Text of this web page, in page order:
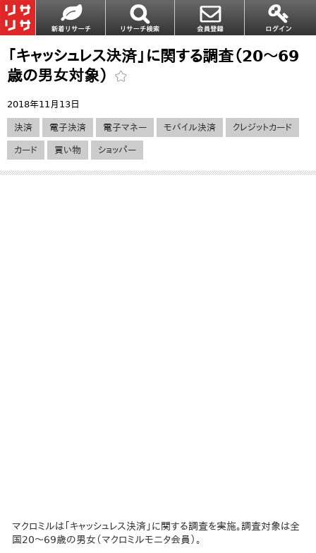
「キャッシュレス決済」に関する調査（20～69
歳の男女対象）
2018年11月13日
決済 電子決済 電子マネー モバイル決済 クレジットカード
カード 買い物 ショッパー
マクロミルは「キャッシュレス決済」に関する調査を実施。調査対象は全
国20～69歳の男女（マクロミルモニタ会員）。